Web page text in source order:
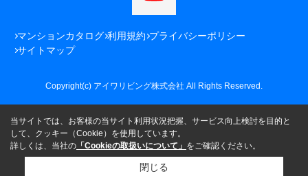
マンションカタログ 利用規約 プライバシーポリシー
サイトマップ
Copyright(c) アイワリビング株式会社 All Rights Reserved.
当サイトでは、お客様の当サイト利用状況把握、サービス向上検討を目的と
して、クッキー（Cookie）を使用しています。
詳しくは、当社の 「Cookieの取扱いについて」 をご確認ください。
閉じる